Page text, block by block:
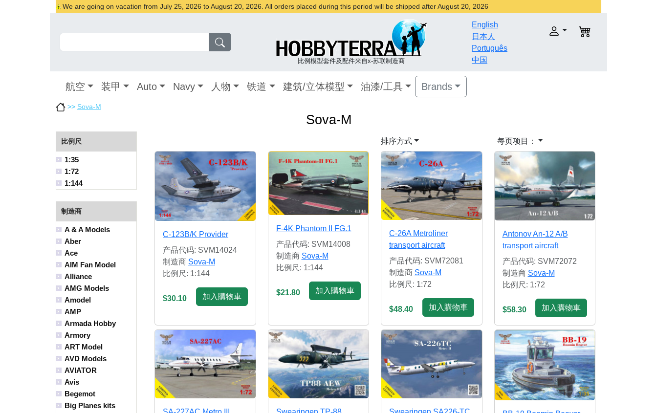
We are going on vacation from July 25, 2026 to August 20, 2026. All orders placed during this period will be shipped after August 20, 2026
比例模型套件及配件来自x-苏联制造商
English
日本人
Português
中国
航空 装甲 Auto Navy 人物 铁道 建筑/立体模型 油漆/工具 Brands
>> Sova-M
Sova-M
比例尺
1:35
1:72
1:144
制造商
A & A Models
Aber
Ace
AIM Fan Model
Alliance
AMG Models
Amodel
AMP
Armada Hobby
Armory
ART Model
AVD Models
AVIATOR
Avis
Begemot
Big Planes kits
排序方式 每页项目：
C-123B/K Provider
产品代码: SVM14024
制造商 Sova-M
比例尺: 1:144
$30.10 加入購物車
F-4K Phantom II FG.1
产品代码: SVM14008
制造商 Sova-M
比例尺: 1:144
$21.80 加入購物車
C-26A Metroliner
transport aircraft
产品代码: SVM72081
制造商 Sova-M
比例尺: 1:72
$48.40 加入購物車
Antonov An-12 A/B
transport aircraft
产品代码: SVM72072
制造商 Sova-M
比例尺: 1:72
$58.30 加入購物車